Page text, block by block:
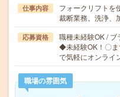
仕事内容
フォークリフトを
裁断業務。洗浄、
応募資格
職種未経験OK / ブ
◆未経験OK！〇ま
で気軽にオンラ
職場の雰囲気